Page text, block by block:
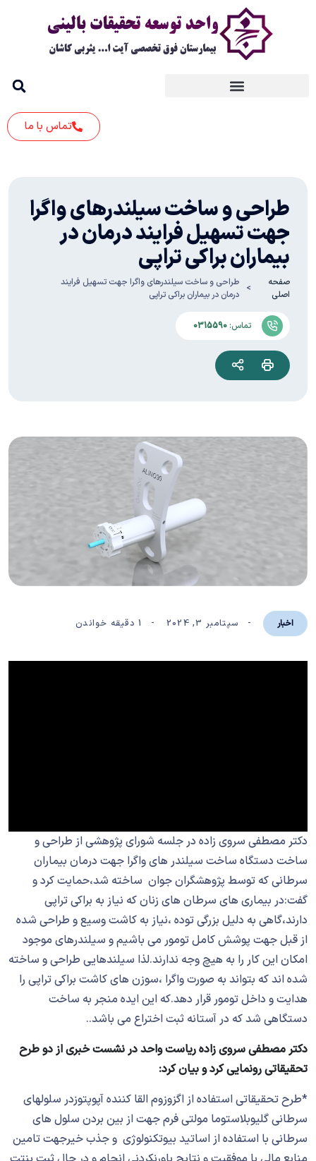
تماس با ما
طراحی و ساخت سیلندرهای واگرا
جهت تسهیل فرایند درمان در
بیماران براکی تراپی
صفحه
اصلی
طراحی و ساخت سیلندرهای واگرا جهت تسهیل فرایند
درمان در بیماران براکی تراپی
تماس: 0315590
اخبار سپتامبر 3, 2024 1 دقیقه خواندن
دکتر مصطفی سروی زاده در جلسه شورای پژوهشی از طراحی و
ساخت دستگاه ساخت سیلندر های واگرا جهت درمان بیماران
سرطانی که توسط پژوهشگران جوان ساخته شد،حمایت کرد و
گفت:در بیماری های سرطان های زنان که نیاز به براکی تراپی
دارند،گاهی به دلیل بزرگی توده ،نیاز به کاشت وسیع و طراحی شده
از قبل جهت پوشش کامل تومور می باشیم و سیلندرهای موجود
امکان این کار را به هیچ وجه ندارند.لذا سیلندهایی طراحی و ساخته
شده اند که بتواند به صورت واگرا ،سوزن های کاشت براکی تراپی را
هدایت و داخل تومور قرار دهد.که این ایده منجر به ساخت
دستگاهی شد که در آستانه ثبت اختراع می باشد..
دکتر مصطفی سروی زاده ریاست واحد در نشست خبری از دو طرح
تحقیقاتی رونمایی کرد و بیان کرد:
*طرح تحقیقاتی استفاده از اگزوزوم القا کننده آپوپتوزدر سلولهای
سرطانی گلیوبلاستوما مولتی فرم جهت از بین بردن سلول های
سرطانی با استفاده از اساتید بیوتکنولوژی و جذب خیرجهت تامین